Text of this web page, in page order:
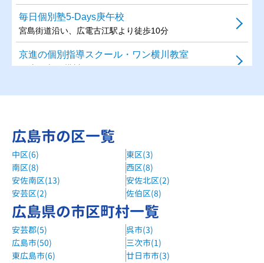
毎日個別塾5-Days庚午校
宮島街道沿い、広電古江駅より徒歩10分
京進の個別指導スクール・ワン横川教室
JR山陽本線 横川駅 すぐ
大江塾観音校
西広島駅より車で10分
広島市の区一覧
中区(6)
東区(3)
南区(8)
西区(8)
安佐南区(13)
安佐北区(2)
安芸区(2)
佐伯区(8)
広島県の市区町村一覧
安芸郡(5)
呉市(3)
広島市(50)
三次市(1)
東広島市(6)
廿日市市(3)